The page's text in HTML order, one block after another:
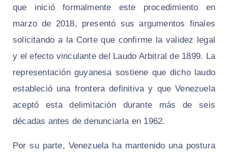
que inició formalmente este procedimiento en
marzo de 2018, presentó sus argumentos finales
solicitando a la Corte que confirme la validez legal
y el efecto vinculante del Laudo Arbitral de 1899. La
representación guyanesa sostiene que dicho laudo
estableció una frontera definitiva y que Venezuela
aceptó esta delimitación durante más de seis
décadas antes de denunciarla en 1962.
Por su parte, Venezuela ha mantenido una postura